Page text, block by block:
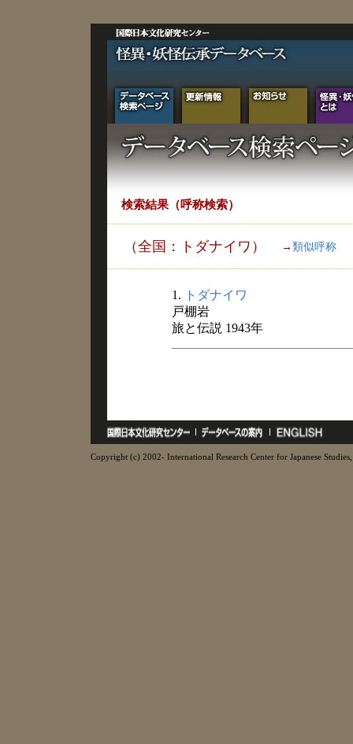
検索結果（呼称検索）
（全国：トダナイワ） → 類似呼称
1.
トダナイワ
戸棚岩
旅と伝説 1943年
Copyright (c) 2002- International Research Center for Japanese